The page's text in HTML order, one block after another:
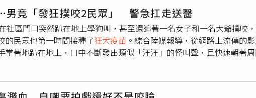
部也因拖行而有瘀傷，後來女兒還到急診室打狂犬疫苗
有野生動物出沒，大家都抱持著與自然環境共生的心態來接受，但是
對於郊狼頻繁出沒在自家前後院，必須不斷去驅趕，已經感到非常厭
據加州野生動物訊息部表示，郊狼在該地區是個嚴重的問題，而在過
擊，他們建議可以在房子周圍建造更高的圍欄，也要避免餵養，以免
男竟「發狂撲咬2民眾」 警急扛走送醫
社區門口突然趴在地上學狗叫，甚至還追著一名女子和一名大爺撲咬
的民眾也第一時間接種了狂犬疫苗 。綜合陸媒報導，從網路上流傳的
掌著地趴在地上，口中不斷發出類似「汪汪」的怪叫聲，且快速朝著
在旁圍觀，後來該名男子便被幾名警方扛著帶走。報導指出，社區民
功，後面他又發出像狗叫的聲音，追著人咬」，一名女士和一名大爺
。社區物業工作人員則表示，這名年輕男子是社區居民，警方